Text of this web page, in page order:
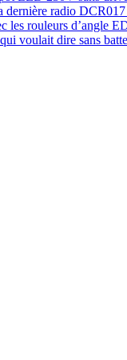
dernière radio
les rouleurs d’angle
voulait dire sans